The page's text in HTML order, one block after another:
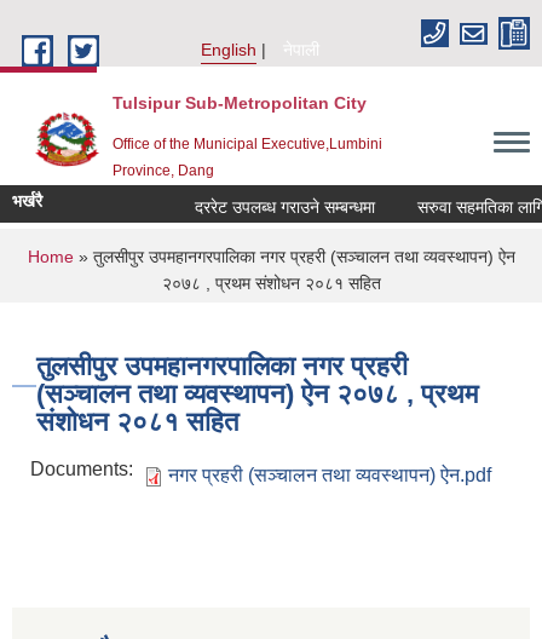
English
नेपाली
Tulsipur Sub-Metropolitan City
Office of the Municipal Executive,Lumbini
Province, Dang
भर्खरै दररेट उपलब्ध गराउने सम्बन्धमा सरुवा सहमतिका लागि
You are here
Home» तुलसीपुर उपमहानगरपालिका नगर प्रहरी (सञ्चालन तथा व्यवस्थापन) ऐन
२०७८ , प्रथम संशोधन २०८१ सहित
तुलसीपुर उपमहानगरपालिका नगर प्रहरी
(सञ्चालन तथा व्यवस्थापन) ऐन २०७८ , प्रथम
संशोधन २०८१ सहित
Documents: नगर प्रहरी (सञ्चालन तथा व्यवस्थापन) ऐन.pdf